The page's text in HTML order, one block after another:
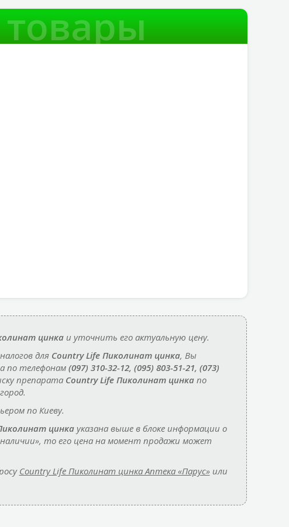
товары
цинкаи уточнить его актуальную цену.
для Country Life Пиколинат цинка, Вы
по телефонам (097) 310-32-12, (095) 803-51-21, (073)
препарата Country Life Пиколинат цинкапо
по Киеву.
цинкауказана выше в блоке информации о
то его цена на момент продажи может
Country Life Пиколинат цинка Аптека «Парус»или